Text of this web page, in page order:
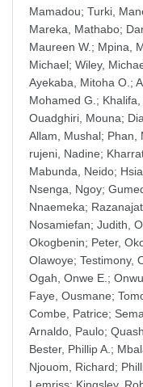
Mamadou; Turki,
Mareka, Mathabo;
Maureen W. ; Mpina,
Michael; Wiley,
Ayekaba, Mitoha O. ;
Mohamed G. ; Khalifa,
Ouadghiri, Mouna;
Allam, Mushal; Phan,
rujeni, Nadine;
Mabunda, Neido;
Nsenga, Ngoy;
Nnaemeka;
Nosamiefan; Judith,
Okogbenin; Peter,
Olawoye; Testimony,
Ogah, Onwe E. ;
Faye, Ousmane;
Combe, Patrice;
Arnaldo, Paulo;
Bester, Phillip A. ;
Njouom, Richard;